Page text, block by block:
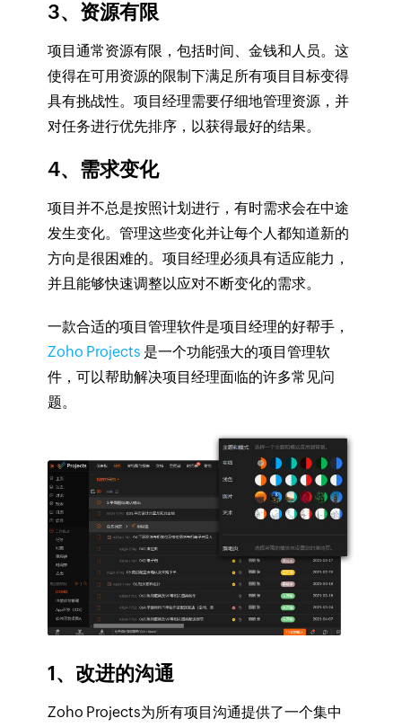
3、资源有限
项目通常资源有限，包括时间、金钱和人员。这
使得在可用资源的限制下满足所有项目目标变得
具有挑战性。项目经理需要仔细地管理资源，并
对任务进行优先排序，以获得最好的结果。
4、需求变化
项目并不总是按照计划进行，有时需求会在中途
发生变化。管理这些变化并让每个人都知道新的
方向是很困难的。项目经理必须具有适应能力，
并且能够快速调整以应对不断变化的需求。
一款合适的项目管理软件是项目经理的好帮手，
Zoho Projects 是一个功能强大的项目管理软
件，可以帮助解决项目经理面临的许多常见问
题。
1、改进的沟通
Zoho Projects为所有项目沟通提供了一个集中